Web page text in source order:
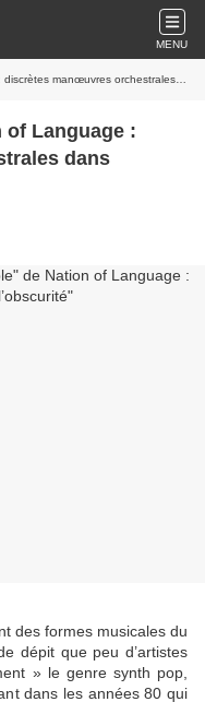
MENU
orchestrales dans l’obscurité
Language :
dans
des formes musicales du
dépit que peu d’artistes
» le genre synth pop,
dans les années 80 qui